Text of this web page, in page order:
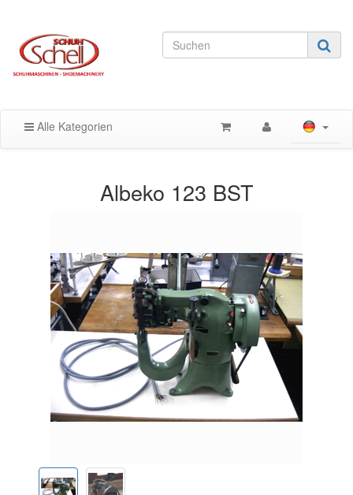
Alle Kategorien
Albeko 123 BST